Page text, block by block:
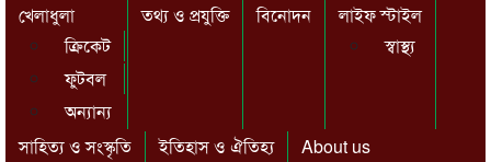
খেলাধুলা
ক্রিকেট
ফুটবল
অন্যান্য
তথ্য ও প্রযুক্তি বিনোদন
লাইফ স্টাইল
স্বাস্থ্য
সাহিত্য ও সংস্কৃতি ইতিহাস ও ঐতিহ্য
About us